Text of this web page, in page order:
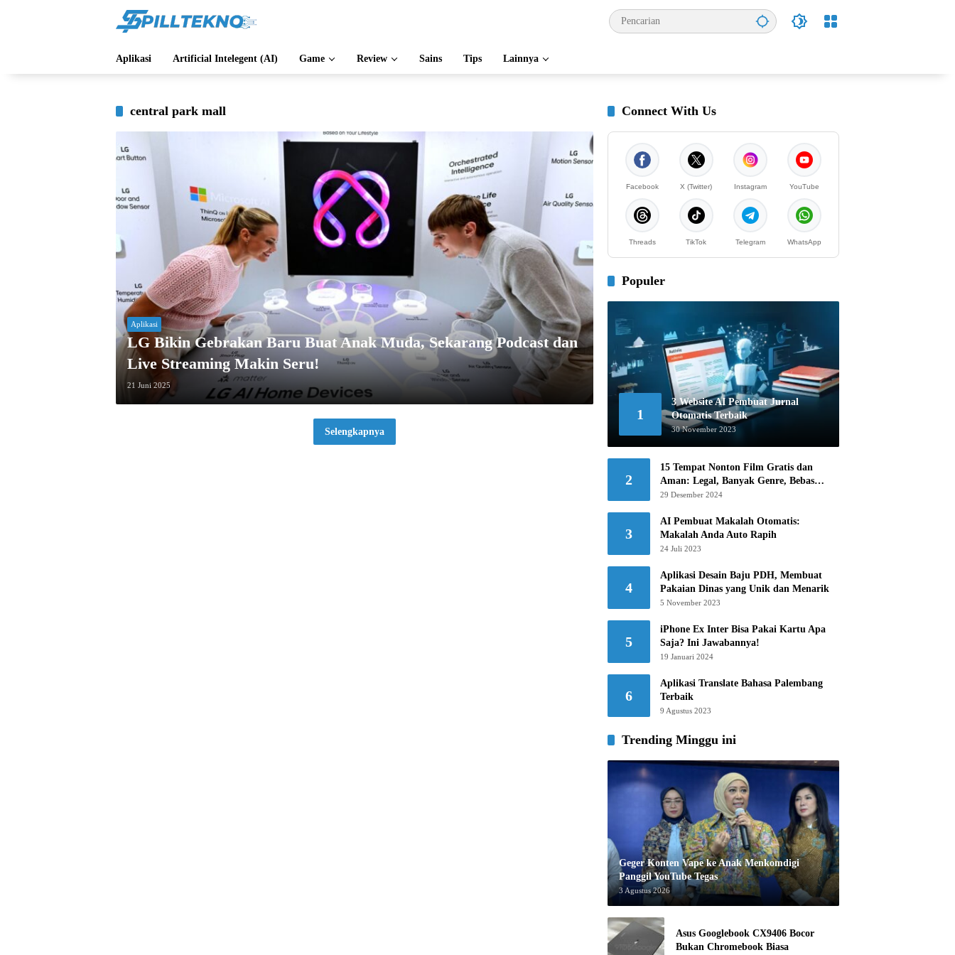
Aplikasi Artificial Intelegent (AI) Game Review Sains Tips Lainnya
central park mall
Aplikasi
LG Bikin Gebrakan Baru Buat Anak Muda, Sekarang Podcast dan
Live Streaming Makin Seru!
21 Juni 2025
Selengkapnya
Connect With Us
Facebook X (Twitter) Instagram YouTube
Threads TikTok Telegram WhatsApp
Populer
1
3 Website AI Pembuat Jurnal
Otomatis Terbaik
30 November 2023
2
15 Tempat Nonton Film Gratis dan
Aman: Legal, Banyak Genre, Bebas
Khawatir!
29 Desember 2024
3
AI Pembuat Makalah Otomatis:
Makalah Anda Auto Rapih
24 Juli 2023
4
Aplikasi Desain Baju PDH, Membuat
Pakaian Dinas yang Unik dan Menarik
5 November 2023
5
iPhone Ex Inter Bisa Pakai Kartu Apa
Saja? Ini Jawabannya!
19 Januari 2024
6
Aplikasi Translate Bahasa Palembang
Terbaik
9 Agustus 2023
Trending Minggu ini
Geger Konten Vape ke Anak Menkomdigi
Panggil YouTube Tegas
3 Agustus 2026
Asus Googlebook CX9406 Bocor
Bukan Chromebook Biasa